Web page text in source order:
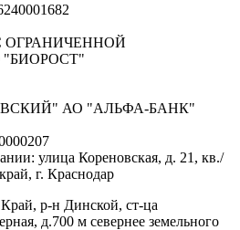
ОГРАНИЧЕННОЙ
АО "АЛЬФА-БАНК"
улица Кореновская, д. 21, кв./
г. Краснодар
р-н Динской, ст-ца
д.700 м севернее земельного